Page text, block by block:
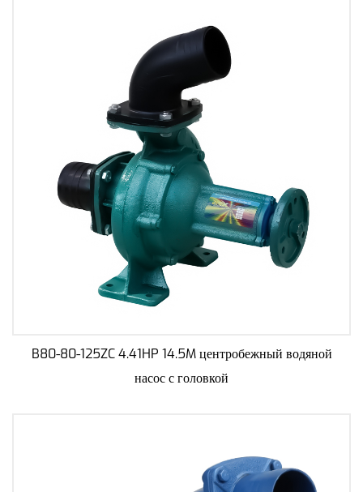
B80-80-125ZC 4.41HP 14.5M центробежный водяной
насос с головкой